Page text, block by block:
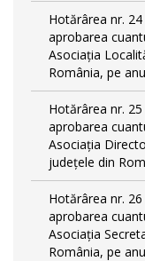
Hotărârea nr.
aprobarea
Asociația
România, pe
Hotărârea nr.
aprobarea
Asociația
județele din
Hotărârea nr.
aprobarea
Asociația
România, pe